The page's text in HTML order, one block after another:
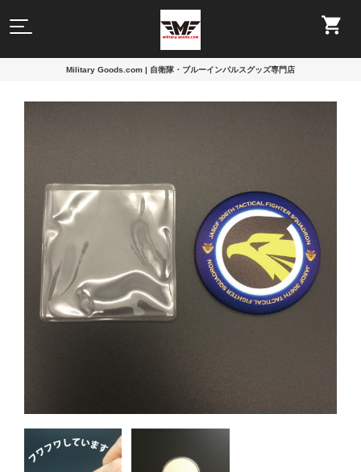
Military Goods.com | 自衛隊・ブルーインパルスグッズ専門店